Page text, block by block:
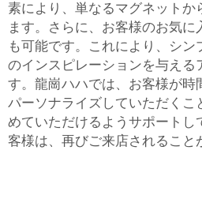
素により、単なるマグネットか
ます。さらに、お客様のお気に
も可能です。これにより、シン
のインスピレーションを与える
す。龍崗ハハでは、お客様が時
パーソナライズしていただくこ
めていただけるようサポートし
客様は、再びご来店されること